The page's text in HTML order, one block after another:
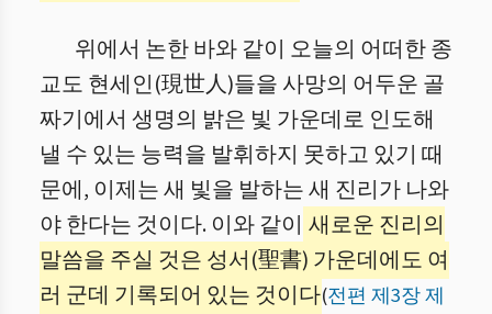
위에서 논한 바와 같이 오늘의 어떠한 종
교도 현세인(現世人)들을 사망의 어두운 골
짜기에서 생명의 밝은 빛 가운데로 인도해
낼 수 있는 능력을 발휘하지 못하고 있기 때
문에, 이제는 새 빛을 발하는 새 진리가 나와
야 한다는 것이다. 이와 같이 새로운 진리의
말씀을 주실 것은 성서(聖書) 가운데에도 여
러 군데 기록되어 있는 것이다(전편 제3장 제